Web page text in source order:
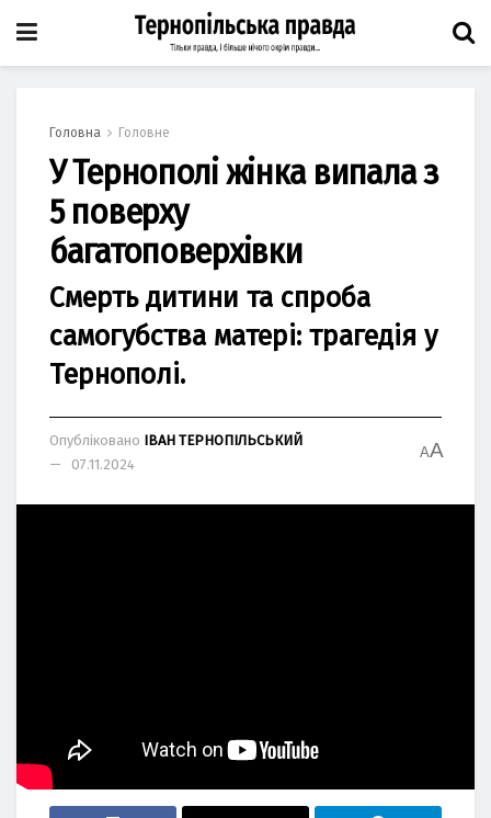
Головна Головне
У Тернополі жінка випала з
5 поверху
багатоповерхівки
Смерть дитини та спроба
самогубства матері: трагедія у
Тернополі.
Опубліковано ІВАН ТЕРНОПІЛЬСЬКИЙ
07.11.2024
AA